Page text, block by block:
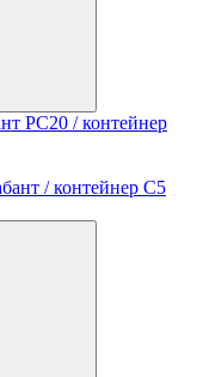
PC20 / контейнер